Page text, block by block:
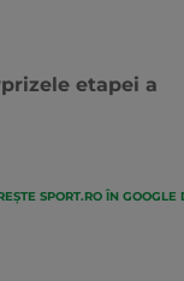
etapei a
SPORT.RO ÎN GOOGLE